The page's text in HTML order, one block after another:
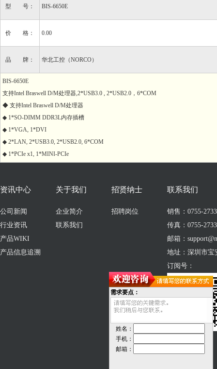
型 号： BIS-6650E
价 格： 0.00
品 牌： 华北工控（NORCO）
BIS-6650E
支持Intel Braswell D/M处理器,2*USB3.0 , 2*USB2.0，6*COM
◆ 支持Intel Braswell D/M处理器
◆ 1*SO-DIMM DDR3L内存插槽
◆ 1*VGA, 1*DVI
◆ 2*LAN, 2*USB3.0, 2*USB2.0, 6*COM
◆ 1*PCIe x1, 1*MINI-PCIe
资讯中心
公司新闻
行业资讯
产品WIKI
产品信息追溯
关于我们
企业简介
联系我们
招贤纳士
招聘岗位
联系我们
销售：0755-
传真：0755-
邮箱：
地址：深圳市宝
订阅号：